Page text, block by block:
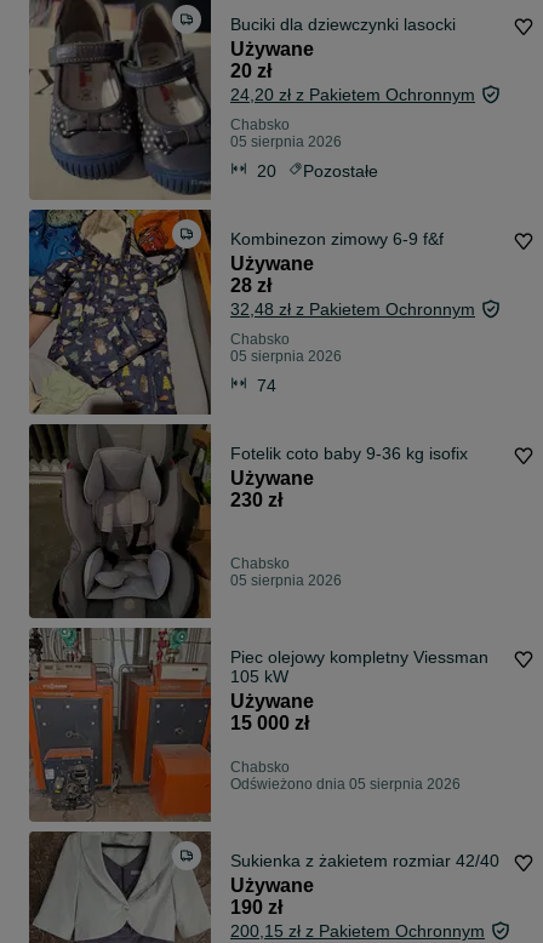
Buciki dla dziewczynki lasocki
Używane
20 zł
24,20 zł z Pakietem Ochronnym
Chabsko
05 sierpnia 2026
20 Pozostałe
Kombinezon zimowy 6-9 f&f
Używane
28 zł
32,48 zł z Pakietem Ochronnym
Chabsko
05 sierpnia 2026
74
Fotelik coto baby 9-36 kg isofix
Używane
230 zł
Chabsko
05 sierpnia 2026
Piec olejowy kompletny Viessman
105 kW
Używane
15 000 zł
Chabsko
Odświeżono dnia 05 sierpnia 2026
Sukienka z żakietem rozmiar 42/40
Używane
190 zł
200,15 zł z Pakietem Ochronnym